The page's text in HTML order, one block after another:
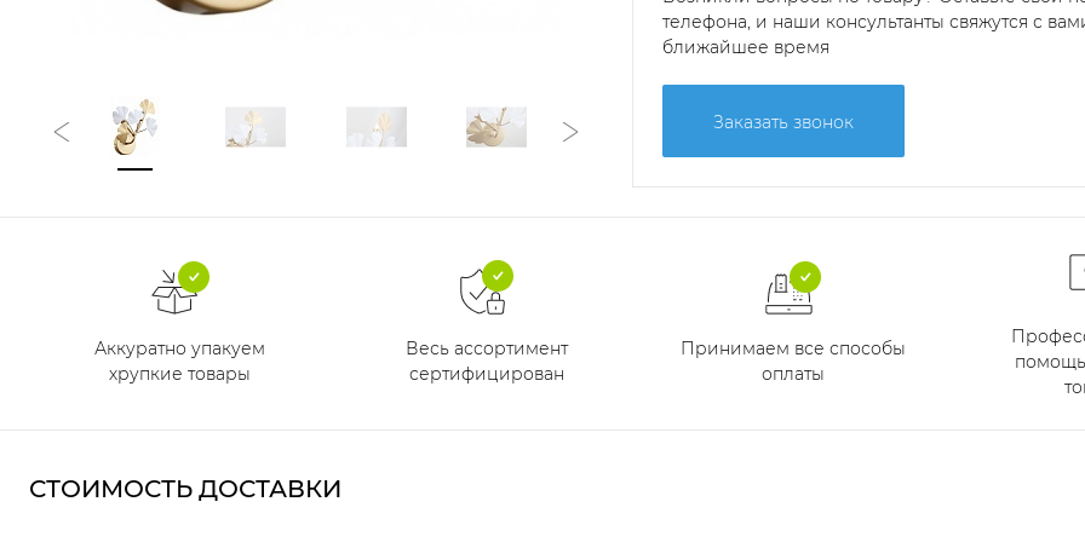
телефона, и наши консультанты свяжутся с
ближайшее время
Заказать звонок
Аккуратно упакуем
хрупкие товары
Весь ассортимент
сертифицирован
Принимаем все способы
оплаты
СТОИМОСТЬ ДОСТАВКИ